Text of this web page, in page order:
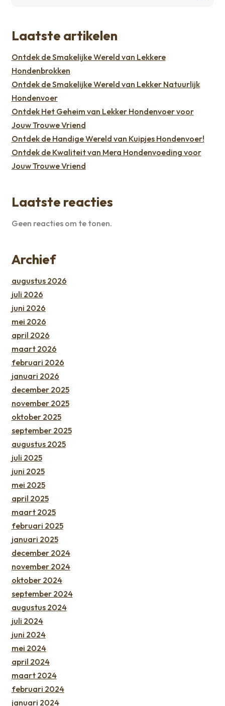
Laatste artikelen
Ontdek de Smakelijke Wereld van Lekkere
Hondenbrokken
Ontdek de Smakelijke Wereld van Lekker Natuurlijk
Hondenvoer
Ontdek Het Geheim van Lekker Hondenvoer voor
Jouw Trouwe Vriend
Ontdek de Handige Wereld van Kuipjes Hondenvoer!
Ontdek de Kwaliteit van Mera Hondenvoeding voor
Jouw Trouwe Vriend
Laatste reacties
Geen reacties om te tonen.
Archief
augustus 2026
juli 2026
juni 2026
mei 2026
april 2026
maart 2026
februari 2026
januari 2026
december 2025
november 2025
oktober 2025
september 2025
augustus 2025
juli 2025
juni 2025
mei 2025
april 2025
maart 2025
februari 2025
januari 2025
december 2024
november 2024
oktober 2024
september 2024
augustus 2024
juli 2024
juni 2024
mei 2024
april 2024
maart 2024
februari 2024
januari 2024